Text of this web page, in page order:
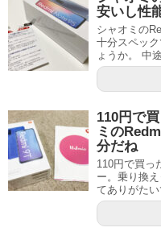
安いし性
シャオミの
十分スペッ
ょうか。 中
110円で
ミの
分だね
110円で買っ
ー。乗り換
てありがたい